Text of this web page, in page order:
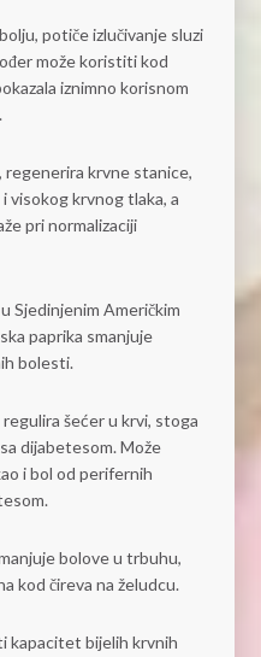
potiče izlučivanje sluzi
može koristiti kod
iznimno korisnom
regenerira krvne stanice,
visokog krvnog tlaka, a
pri normalizaciji
Sjedinjenim Američkim
paprika smanjuje
bolesti.
šećer u krvi, stoga
dijabetesom. Može
i bol od perifernih
bolove u trbuhu,
kod čireva na želudcu.
kapacitet bijelih krvnih